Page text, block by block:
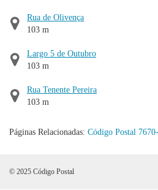
Rua de Olivença
103 m
Largo 5 de Outubro
103 m
Rua Tenente Pereira
103 m
Páginas Relacionadas: Código Postal
© 2025 Código Postal